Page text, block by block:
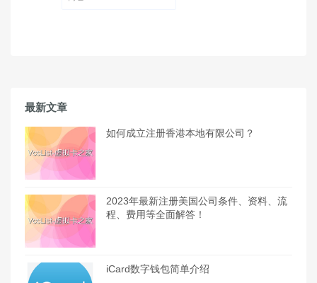
最新文章
如何成立注册香港本地有限公司？
2023年最新注册美国公司条件、资料、流
程、费用等全面解答！
iCard数字钱包简单介绍